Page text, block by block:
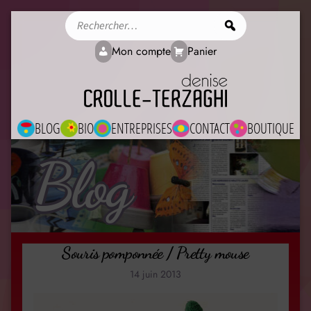
BLOG BIO ENTREPRISES CONTACT BOUTIQUE
Mon compte Panier
Blog
Souris pomponnée / Pretty mouse
14 juin 2013